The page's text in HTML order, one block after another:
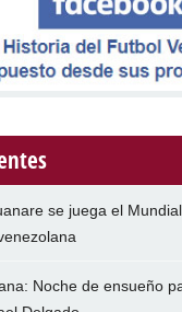
se juega el
Noche de ensueño